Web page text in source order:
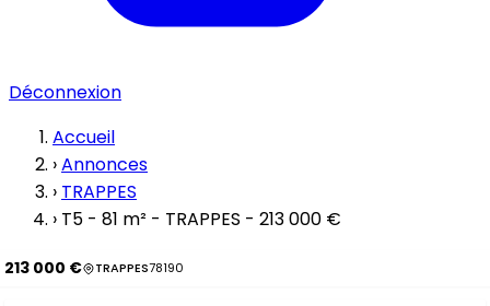
Déconnexion
Accueil
›Annonces
› TRAPPES
› T5 - 81 m² - TRAPPES - 213 000 €
213 000 € TRAPPES78190